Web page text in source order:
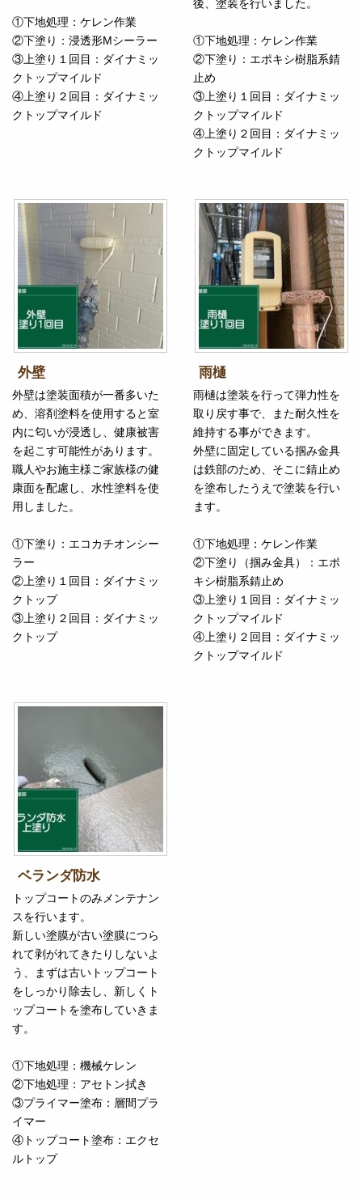
①下地処理：ケレン作業
②下塗り：浸透形Mシーラー
③上塗り１回目：ダイナミッ
クトップマイルド
④上塗り２回目：ダイナミッ
クトップマイルド
後、塗装を行いました。
①下地処理：ケレン作業
②下塗り：エポキシ樹脂系錆
止め
③上塗り１回目：ダイナミッ
クトップマイルド
④上塗り２回目：ダイナミッ
クトップマイルド
外壁
外壁は塗装面積が一番多いた
め、溶剤塗料を使用すると室
内に匂いが浸透し、健康被害
を起こす可能性があります。
職人やお施主様ご家族様の健
康面を配慮し、水性塗料を使
用しました。
①下塗り：エコカチオンシー
ラー
②上塗り１回目：ダイナミッ
クトップ
③上塗り２回目：ダイナミッ
クトップ
雨樋
雨樋は塗装を行って弾力性を
取り戻す事で、また耐久性を
維持する事ができます。
外壁に固定している掴み金具
は鉄部のため、そこに錆止め
を塗布したうえで塗装を行い
ます。
①下地処理：ケレン作業
②下塗り（掴み金具）：エポ
キシ樹脂系錆止め
③上塗り１回目：ダイナミッ
クトップマイルド
④上塗り２回目：ダイナミッ
クトップマイルド
ベランダ防水
トップコートのみメンテナン
スを行います。
新しい塗膜が古い塗膜につら
れて剥がれてきたりしないよ
う、まずは古いトップコート
をしっかり除去し、新しくト
ップコートを塗布していきま
す。
①下地処理：機械ケレン
②下地処理：アセトン拭き
③プライマー塗布：層間プラ
イマー
④トップコート塗布：エクセ
ルトップ